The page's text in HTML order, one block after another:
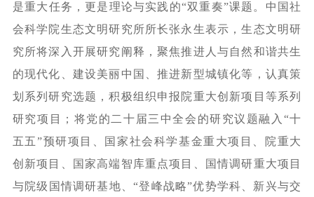
是重大任务，更是理论与实践的“双重奏”课题。中国社
会科学院生态文明研究所所长张永生表示，生态文明研
究所将深入开展研究阐释，聚焦推进人与自然和谐共生
的现代化、建设美丽中国、推进新型城镇化等，认真策
划系列研究选题，积极组织申报院重大创新项目等系列
研究项目；将党的二十届三中全会的研究议题融入“十
五五”预研项目、国家社会科学基金重大项目、院重大
创新项目、国家高端智库重点项目、国情调研重大项目
与院级国情调研基地、“登峰战略”优势学科、新兴与交